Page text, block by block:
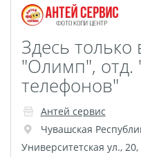
Здесь
"Олимп", отд.
телефонов"
Антей сервис
Чувашская
Университетская ул.,